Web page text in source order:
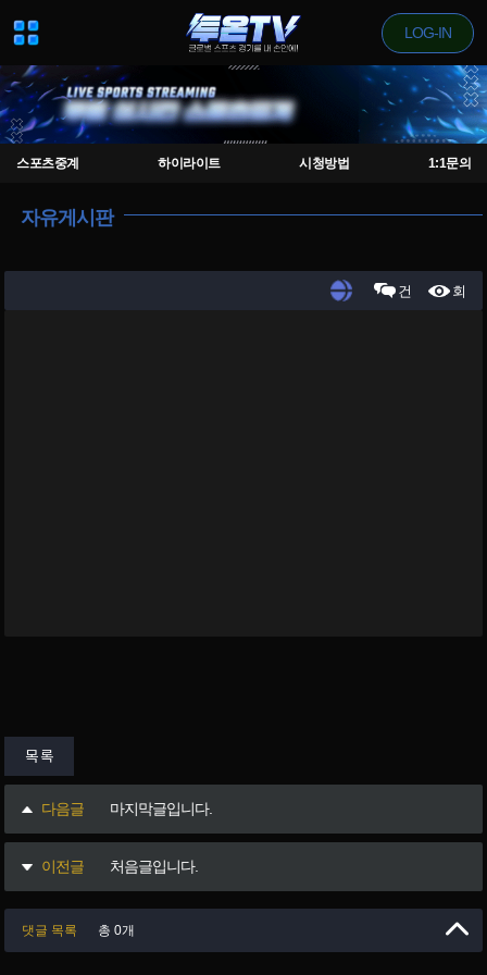
LOG-IN
스포츠중계 하이라이트 시청방법 1:1문의
자유게시판
건 회
목록
다음글 마지막글입니다.
이전글 처음글입니다.
댓글 목록 총 0개